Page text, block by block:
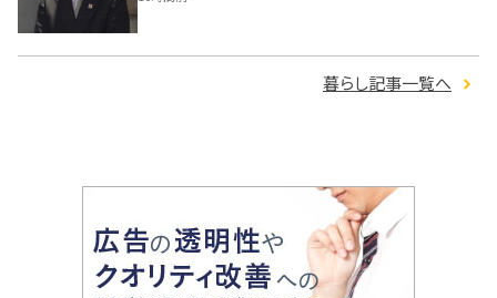
暮らし記事一覧へ